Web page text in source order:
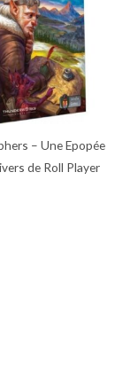
– Une Epopée
de Roll Player